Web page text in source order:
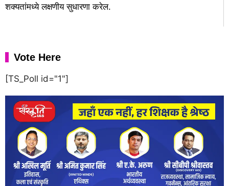
शक्यतांमध्ये लक्षणीय सुधारणा करेल.
Vote Here
[TS_Poll id="1"]